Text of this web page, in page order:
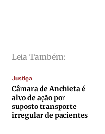
Colunas
Gustavo Bastos
Jr Mignone (in memorian)
Wanda Sily
Colunas
Gustavo Bastos
Jr Mignone (in memorian)
Wanda Sily
Colunas
Gustavo Bastos
Jr Mignone (in memorian)
Wanda Sily
Colunas
Gustavo Bastos
Jr Mignone (in memorian)
Wanda Sily
Leia Também:
Justiça
Câmara de Anchieta é
alvo de ação por
suposto transporte
irregular de pacientes